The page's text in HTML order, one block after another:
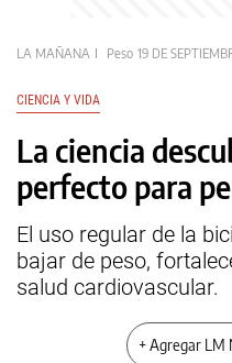
LA MAÑANA Peso 19 DE
CIENCIA Y VIDA
La ciencia
perfecto para
El uso regular de la
bajar de peso,
salud cardiovascular.
+ Agregar LM